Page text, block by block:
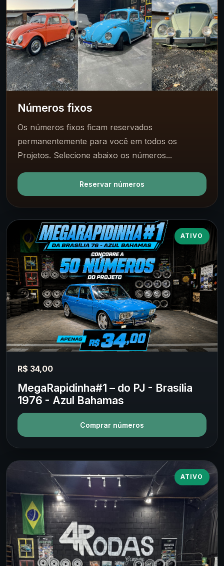
Números fixos
Os números fixos ficam reservados
permanentemente para você em todos os
Projetos. Selecione abaixo os números...
Reservar números
ATIVO
R$ 34,00
MegaRapidinha#1 – do PJ - Brasília
1976 - Azul Bahamas
Comprar números
ATIVO